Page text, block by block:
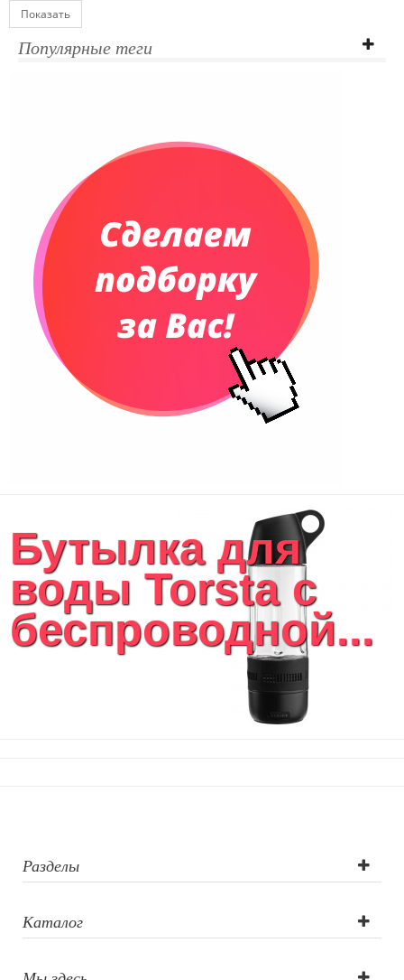
Показать
Популярные теги
Бутылка для
воды Torsta c
беспроводной...
Разделы
Каталог